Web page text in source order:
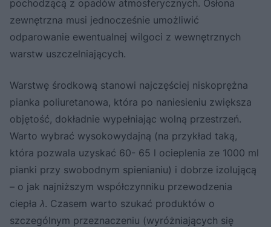
pochodzącą z opadów atmosferycznych. Osłona
zewnętrzna musi jednocześnie umożliwić
odparowanie ewentualnej wilgoci z wewnętrznych
warstw uszczelniających.
Warstwę środkową stanowi najczęściej niskoprężna
pianka poliuretanowa, która po naniesieniu zwiększa
objętość, dokładnie wypełniając wolną przestrzeń.
Warto wybrać wysokowydajną (na przykład taką,
która pozwala uzyskać 60- 65 l ocieplenia ze 1000 ml
pianki przy swobodnym spienianiu) i dobrze izolującą
– o jak najniższym współczynniku przewodzenia
ciepła λ. Czasem warto szukać produktów o
szczególnym przeznaczeniu (wyróżniających się